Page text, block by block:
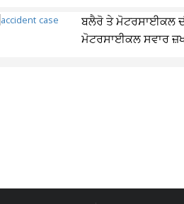
ਬਲੈਰੋ ਤੇ ਮੋਟਰਸਾਈਕਲ
ਮੋਟਰਸਾਈਕਲ ਸਵਾਰ